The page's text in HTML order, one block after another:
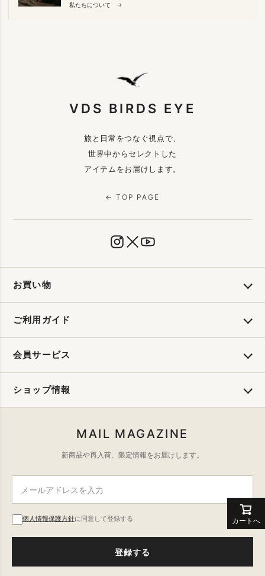
カートへ
私たちについて →
VDS BIRDS EYE
旅と日常をつなぐ視点で、
世界中からセレクトした
アイテムをお届けします。
← TOP PAGE
お買い物
ご利用ガイド
会員サービス
ショップ情報
MAIL MAGAZINE
新商品や再入荷、限定情報をお届けします。
個人情報保護方針に同意して登録する
登録する